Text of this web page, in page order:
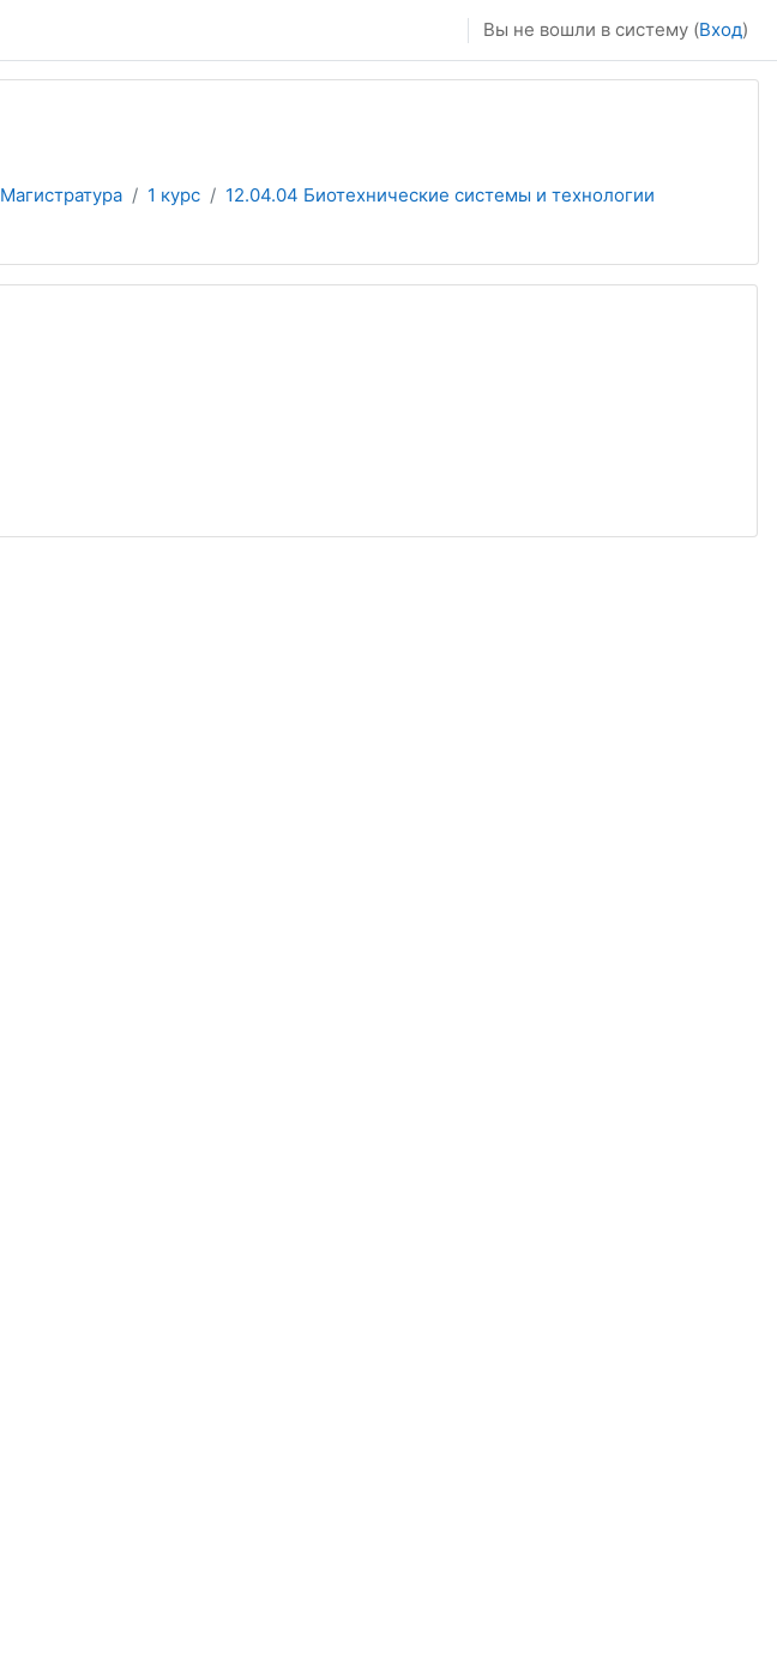
Вы не вошли в систему (Вход)
Магистратура 1 курс
12.04.04 Биотехнические системы и технологии